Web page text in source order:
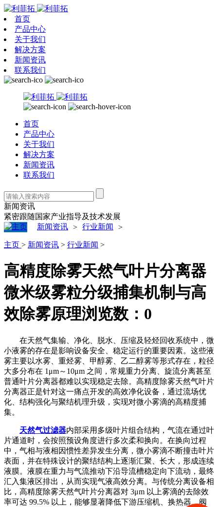
首页
产品中心
关于我们
解决方案
新闻资讯
联系我们
首页
产品中心
关于我们
解决方案
新闻资讯
联系我们
新闻资讯
紧密跟随国家产业指导及技术发展
新闻资讯 > 行业新闻 >
主页 > 新闻资讯 > 行业新闻 >
高精度除雾天然气叶片分离器
微米级雾粒分级捕集机制与高
效除雾原理浏览数： 0
在天然气集输、净化、脱水、压缩及轻烃回收系统中，微
小液雾的存在是影响设备安全、稳定运行的重要因素。这些液
雾主要以水雾、重烃雾、甲醇雾、乙二醇雾等形式存在，粒径
大多分布在 1μm～10μm 之间，常规重力分离、旋流分离甚至
普通叶片分离器都难以实现稳定去除。高精度除雾天然气叶片
分离器正是针对这一痛点开发的高效净化设备，通过流场优
化、结构强化与聚结机理升级，实现对微小雾滴的高精度捕
集。
天然气过滤器内部采用多级叶片组合结构，气流在通过叶
片通道时，会按照预设角度进行多次柔和换向。在换向过程
中，气相与液相因惯性差异发生分离，微小雾滴不断撞击叶片
表面，并在特殊设计的聚结结构上逐渐汇聚、长大，形成连续
液膜。液膜在重力与气流推动下沿导流槽稳定向下流动，最终
汇入集液区排出，从而实现气液高效分离。与传统分离设备相
比，高精度除雾天然气叶片分离器对 3μm 以上雾滴的去除效
率可达 99.5% 以上，能够显著降低下游压缩机、换热器、阀